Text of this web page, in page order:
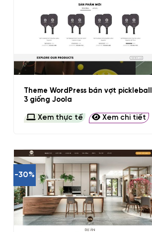
+
Theme WordPress bán vợt pickleball
3 giống Joola
Xem thực tế Xem chi tiết
-30%